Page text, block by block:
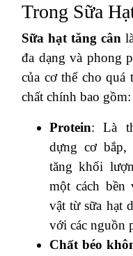
Trong Sữa
Sữa hạt tăng cân
đa dạng và phong
của cơ thể cho quá
chất chính bao gồm:
Protein: Là
dựng cơ bắp,
tăng khối
một cách bền
vật từ sữa hạt
với các nguồn
Chất béo